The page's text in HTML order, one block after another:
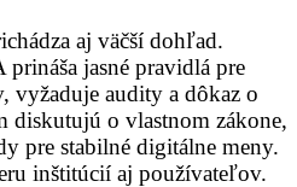
aj väčší dohľad.
jasné pravidlá pre
vyžaduje audity a dôkaz o
diskutujú o vlastnom zákone,
pre stabilné digitálne meny.
inštitúcií aj používateľov.